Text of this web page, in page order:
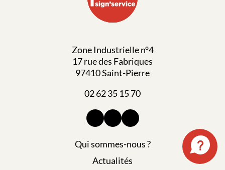
Zone Industrielle n°4
17 rue des Fabriques
97410 Saint-Pierre
02 62 35 15 70
Qui sommes-nous ?
Actualités